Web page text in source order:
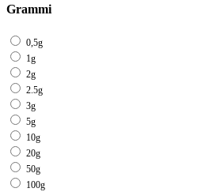
Grammi
0,5g
1g
2g
2.5g
3g
5g
10g
20g
50g
100g